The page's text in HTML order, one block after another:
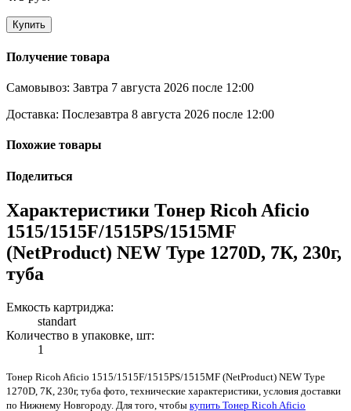
Купить
Получение товара
Самовывоз: Завтра 7 августа 2026 после 12:00
Доставка: Послезавтра 8 августа 2026 после 12:00
Похожие товары
Поделиться
Характеристики Тонер Ricoh Aficio
1515/1515F/1515PS/1515MF
(NetProduct) NEW Type 1270D, 7К, 230г,
туба
Емкость картриджа:
standart
Количество в упаковке, шт:
1
Тонер Ricoh Aficio 1515/1515F/1515PS/1515MF (NetProduct) NEW Type
1270D, 7К, 230г, туба фото, технические характеристики, условия доставки
по Нижнему Новгороду. Для того, чтобы купить Тонер Ricoh Aficio